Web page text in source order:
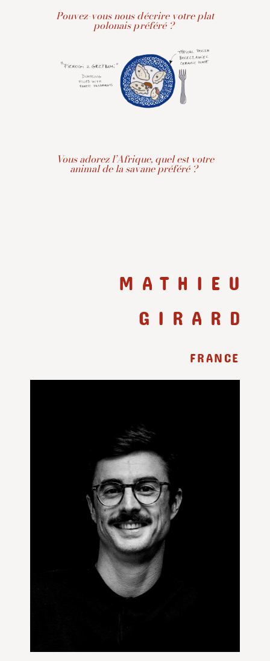
Pouvez-vous nous décrire votre plat
polonais préféré ?
Vous adorez l’Afrique, quel est votre
animal de la savane préféré ?
MATHIEU
GIRARD
FRANCE